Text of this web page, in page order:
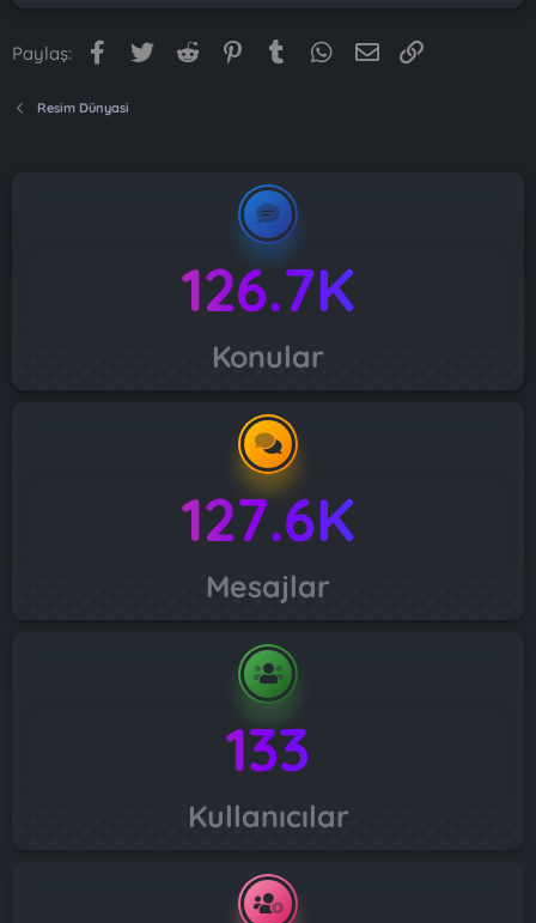
Paylaş: Facebook
Twitter Reddit PinterestTumblr WhatsApp
E-posta
Resim Dünyasi
126.7K
Konular
127.6K
Mesajlar
133
Kullanıcılar